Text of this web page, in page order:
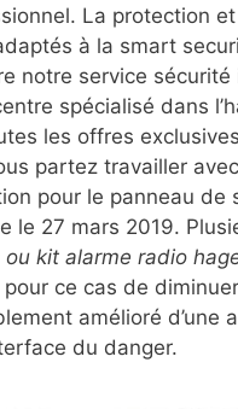
La protection
à la smart
notre service
spécialisé dans
les offres
partez travailler
pour le panneau de
le 27 mars 2019.
kit alarme radio
pour ce cas de diminuer
amélioré d’une
du danger.